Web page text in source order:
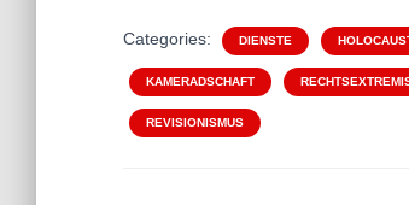
Categories: DIENSTE
KAMERADSCHAFT
REVISIONISMUS